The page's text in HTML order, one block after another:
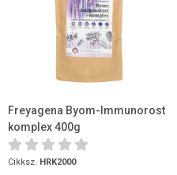
Freyagena Byom-Immunorost
komplex 400g
Cikksz. HRK2000